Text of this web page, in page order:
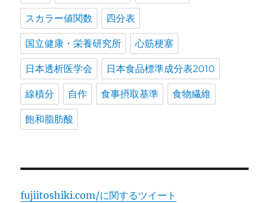
スカラー値関数 四分表
国立健康・栄養研究所 心筋梗塞
日本透析医学会 日本食品標準成分表2010
線積分 自作 食事摂取基準 食物繊維
飽和脂肪酸
fujiitoshiki.com/に関するツイート